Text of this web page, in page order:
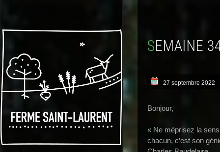
SEMAINE
27 septembre 2022
Bonjour,
« Ne méprisez la
chacun, c’est son